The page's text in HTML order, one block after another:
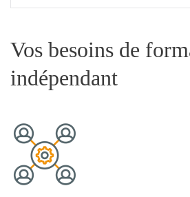
Vos besoins de
indépendant